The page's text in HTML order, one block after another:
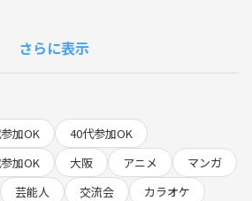
集合(普段着でOK、気合いの入ったオシャレ
について語って(プレゼンして)ください✨
手以降は挙手制)
会場がカラオケなので、推しにちなんだ曲
わなくてもOK）
さらに表示
加OK
40代参加OK
加OK 大阪 アニメ
マンガ
芸能人 交流会
カラオケ